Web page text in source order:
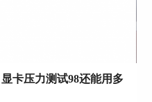
已连接”、“未定”、“正
。“已连接”表示正在连
卡压力测试98还能用多